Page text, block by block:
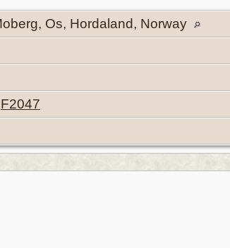
Os, Hordaland, Norway
F2047